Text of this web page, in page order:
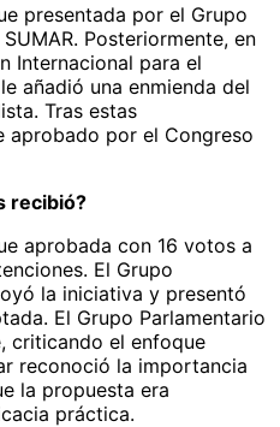
presentada por el Grupo
Posteriormente, en
Internacional para el
añadió una enmienda del
Tras estas
aprobado por el Congreso
recibió?
aprobada con 16 votos a
El Grupo
la iniciativa y presentó
El Grupo Parlamentario
criticando el enfoque
reconoció la importancia
la propuesta era
práctica.